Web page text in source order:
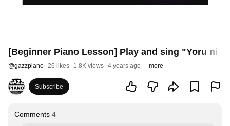
[Beginner Piano Lesson] Play and sing "Yoru ni
@gazzpiano 26 likes 1.8K views 4 years ago more
Subscribe
Comments 4